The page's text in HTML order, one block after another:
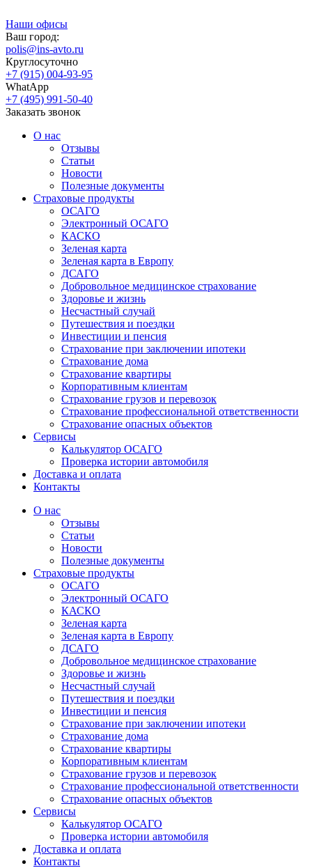
Наши офисы
Ваш город:
polis@ins-avto.ru
Круглосуточно
+7 (915) 004-93-95
WhatApp
+7 (495) 991-50-40
Заказать звонок
О нас
Отзывы
Статьи
Новости
Полезные документы
Страховые продукты
ОСАГО
Электронный ОСАГО
КАСКО
Зеленая карта
Зеленая карта в Европу
ДСАГО
Добровольное медицинское страхование
Здоровье и жизнь
Несчастный случай
Путешествия и поездки
Инвестиции и пенсия
Страхование при заключении ипотеки
Страхование дома
Страхование квартиры
Корпоративным клиентам
Страхование грузов и перевозок
Страхование профессиональной ответственности
Страхование опасных объектов
Сервисы
Калькулятор ОСАГО
Проверка истории автомобиля
Доставка и оплата
Контакты
О нас
Отзывы
Статьи
Новости
Полезные документы
Страховые продукты
ОСАГО
Электронный ОСАГО
КАСКО
Зеленая карта
Зеленая карта в Европу
ДСАГО
Добровольное медицинское страхование
Здоровье и жизнь
Несчастный случай
Путешествия и поездки
Инвестиции и пенсия
Страхование при заключении ипотеки
Страхование дома
Страхование квартиры
Корпоративным клиентам
Страхование грузов и перевозок
Страхование профессиональной ответственности
Страхование опасных объектов
Сервисы
Калькулятор ОСАГО
Проверка истории автомобиля
Доставка и оплата
Контакты